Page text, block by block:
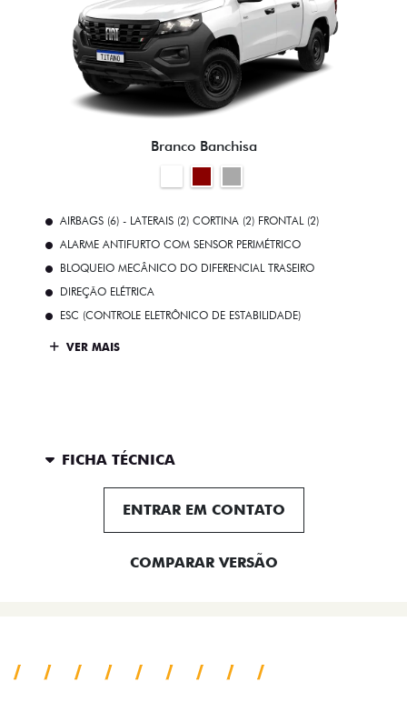
Branco Banchisa
AIRBAGS (6) - LATERAIS (2) CORTINA (2) FRONTAL (2)
ALARME ANTIFURTO COM SENSOR PERIMÉTRICO
BLOQUEIO MECÂNICO DO DIFERENCIAL TRASEIRO
DIREÇÃO ELÉTRICA
ESC (CONTROLE ELETRÔNICO DE ESTABILIDADE)
VER MAIS
FICHA TÉCNICA
ENTRAR EM CONTATO
COMPARAR VERSÃO